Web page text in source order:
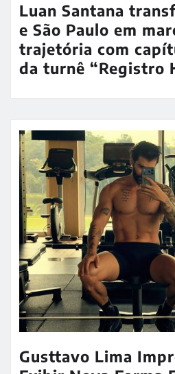
Luan Santana
e São Paulo em
trajetória com
da turnê “Registro
Gusttavo Lima